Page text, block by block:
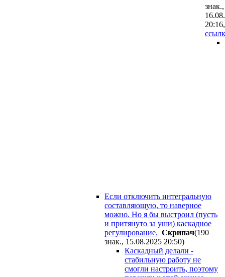
знак.,
20:16,
Если отключить интегральную
составляющую, то наверное
можно. Но я бы выстроил (пусть
и притянуто за уши) каскадное
регулирование. Cкpипaч(190
знак., 15.08.2025 20:50)
Каскадный делали -
стабильную работу не
смогли настроить, поэтому